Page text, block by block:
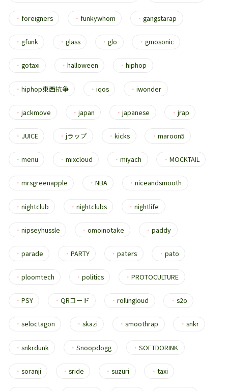
・ foreigners ・ funkywhom ・gangstarap
・ gfunk ・glass ・glo ・ gmosonic
・ gotaxi ・halloween ・hiphop
・ hiphop東西抗争 ・iqos ・iwonder
・ jackmove ・japan ・japanese ・ jrap
・ JUICE ・jラップ ・kicks ・ maroon5
・ menu ・mixcloud ・miyach ・ MOCKTAIL
・ mrsgreenapple ・NBA ・niceandsmooth
・ nightclub ・nightclubs ・nightlife
・ nipseyhussle ・omoinotake ・paddy
・ parade ・PARTY ・paters ・ pato
・ ploomtech ・politics ・PROTOCULTURE
・ PSY ・QRコード ・rollingloud ・ s2o
・ seloctagon ・skazi ・smoothrap ・ snkr
・ snkrdunk ・Snoopdogg ・SOFTDORINK
・ soranji ・sride ・suzuri ・ taxi